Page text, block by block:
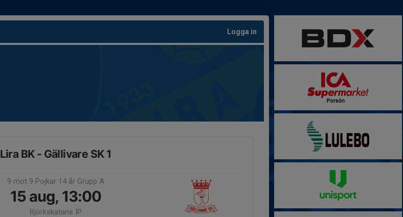
Logga in
Lira BK - Gällivare SK 1
9 mot 9 Pojkar 14 år Grupp A
15 aug, 13:00
Björkskatans IP